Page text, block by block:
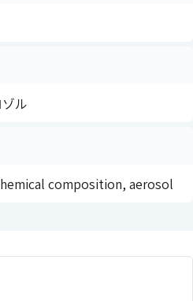
ル
composition, aerosol